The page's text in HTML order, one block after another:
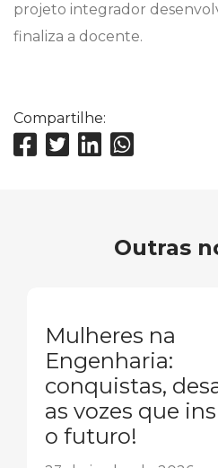
projeto integrador
finaliza a docente.
Compartilhe:
Outras
Mulheres na
Engenharia:
conquistas,
as vozes que
o futuro!